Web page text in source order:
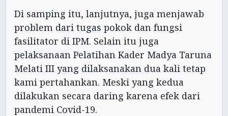
Di samping itu, lanjutnya, juga menjawab
problem dari tugas pokok dan fungsi
fasilitator di IPM. Selain itu juga
pelaksanaan Pelatihan Kader Madya Taruna
Melati III yang dilaksanakan dua kali tetap
kami pertahankan. Meski yang kedua
dilakukan secara daring karena efek dari
pandemi Covid-19.